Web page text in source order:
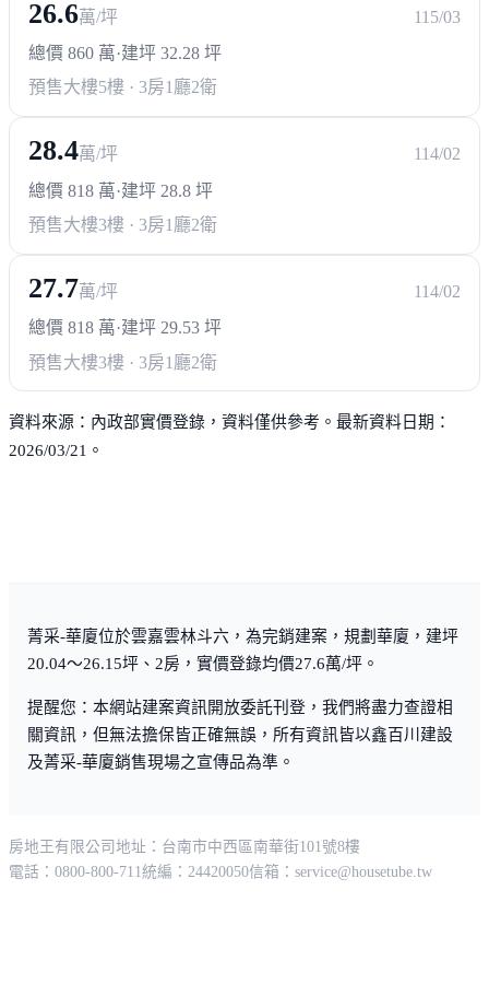
26.6萬/坪
115/03
總價 860 萬·建坪 32.28 坪
預售大樓5樓 · 3房1廳2衛
28.4萬/坪
114/02
總價 818 萬·建坪 28.8 坪
預售大樓3樓 · 3房1廳2衛
27.7萬/坪
114/02
總價 818 萬·建坪 29.53 坪
預售大樓3樓 · 3房1廳2衛
資料來源：內政部實價登錄，資料僅供參考。最新資料日期：
2026/03/21。
菁采-華廈位於雲嘉雲林斗六，為完銷建案，規劃華廈，建坪
20.04～26.15坪、2房，實價登錄均價27.6萬/坪。
提醒您：本網站建案資訊開放委託刊登，我們將盡力查證相
關資訊，但無法擔保皆正確無誤，所有資訊皆以鑫百川建設
及菁采-華廈銷售現場之宣傳品為準。
房地王有限公司 地址：台南市中西區南華街101號8樓
電話：0800-800-711統編：24420050信箱： service@housetube.tw